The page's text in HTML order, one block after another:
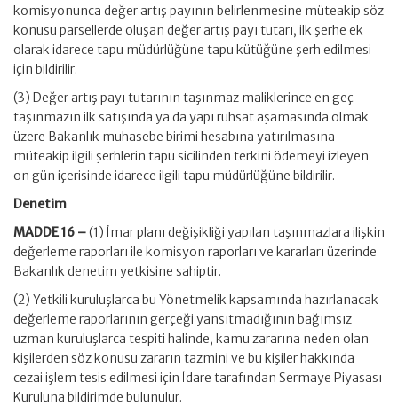
komisyonunca değer artış payının belirlenmesine müteakip söz
konusu parsellerde oluşan değer artış payı tutarı, ilk şerhe ek
olarak idarece tapu müdürlüğüne tapu kütüğüne şerh edilmesi
için bildirilir.
(3) Değer artış payı tutarının taşınmaz maliklerince en geç
taşınmazın ilk satışında ya da yapı ruhsat aşamasında olmak
üzere Bakanlık muhasebe birimi hesabına yatırılmasına
müteakip ilgili şerhlerin tapu sicilinden terkini ödemeyi izleyen
on gün içerisinde idarece ilgili tapu müdürlüğüne bildirilir.
Denetim
MADDE 16 –(1) İmar planı değişikliği yapılan taşınmazlara ilişkin
değerleme raporları ile komisyon raporları ve kararları üzerinde
Bakanlık denetim yetkisine sahiptir.
(2) Yetkili kuruluşlarca bu Yönetmelik kapsamında hazırlanacak
değerleme raporlarının gerçeği yansıtmadığının bağımsız
uzman kuruluşlarca tespiti halinde, kamu zararına neden olan
kişilerden söz konusu zararın tazmini ve bu kişiler hakkında
cezai işlem tesis edilmesi için İdare tarafından Sermaye Piyasası
Kuruluna bildirimde bulunulur.